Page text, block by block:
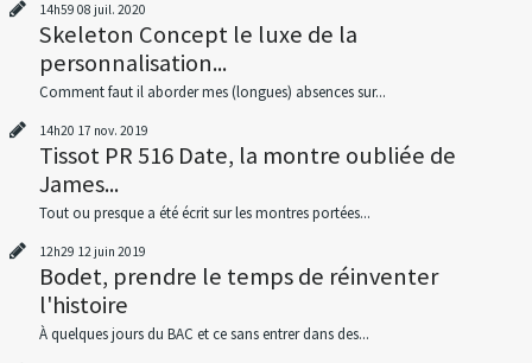
14h59 08 juil. 2020
Skeleton Concept le luxe de la
personnalisation...
Comment faut il aborder mes (longues) absences sur...
14h20 17 nov. 2019
Tissot PR 516 Date, la montre oubliée de
James...
Tout ou presque a été écrit sur les montres portées...
12h29 12 juin 2019
Bodet, prendre le temps de réinventer
l'histoire
À quelques jours du BAC et ce sans entrer dans des...